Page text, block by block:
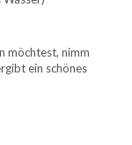
möchtest, nimm
ein schönes